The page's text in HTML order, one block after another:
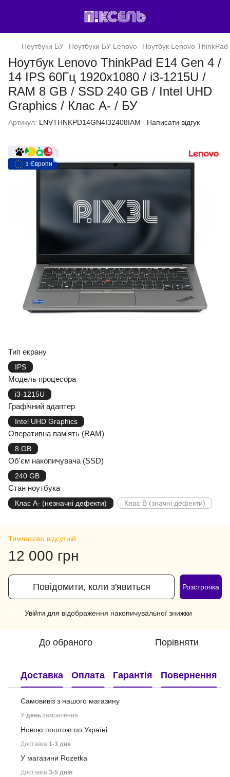
Ноутбуки БУ Ноутбуки БУ Lenovo Ноутбук Lenovo
Ноутбук Lenovo ThinkPad E14 Gen 4 /
14 IPS 60Гц 1920x1080 / i3-1215U /
RAM 8 GB / SSD 240 GB / Intel UHD
Graphics / Клас A- / БУ
Артикул: LNVTHNKPD14GN4I32408IAM Написати відгук
з Європи
Тип екрану
IPS
Модель процесора
i3-1215U
Графічний адаптер
Intel UHD Graphics
Оперативна пам'ять (RAM)
8 GB
Об'єм накопичувача (SSD)
240 GB
Стан ноутбука
Клас A- (незначні дефекти) Клас B (значні дефекти)
Тимчасово відсутній
12 000 грн
Повідомити, коли з'явиться Розстрочка
Увійти для відображення накопичувальної знижки
До обраного Порівняти
Доставка Оплата Гарантія Повернення
Самовивіз з нашого магазину
У день замовлення
Новою поштою по Україні
Доставка 1-3 дня
У магазини Rozetka
Доставка 3-5 днів